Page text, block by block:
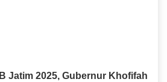
Jatim 2025, Gubernur Khofifah